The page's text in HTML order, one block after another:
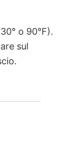
o 90°F).
sul